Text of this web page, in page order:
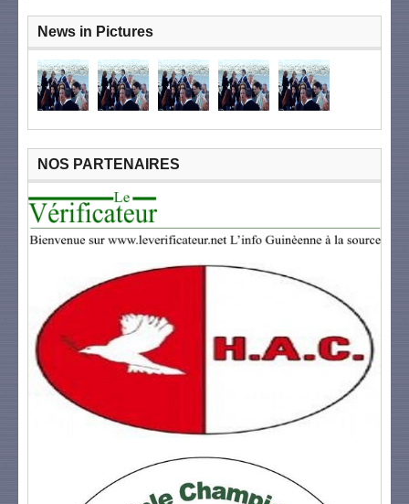
News in Pictures
NOS PARTENAIRES